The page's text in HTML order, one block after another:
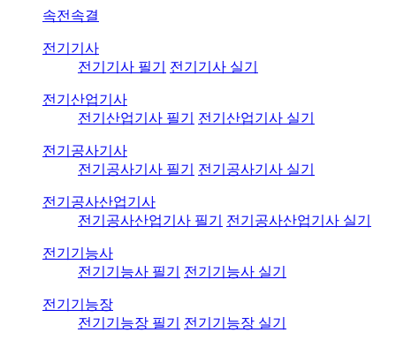
속전속결
전기기사
전기기사 필기
전기기사 실기
전기산업기사
전기산업기사 필기
전기산업기사 실기
전기공사기사
전기공사기사 필기
전기공사기사 실기
전기공사산업기사
전기공사산업기사 필기
전기공사산업기사 실기
전기기능사
전기기능사 필기
전기기능사 실기
전기기능장
전기기능장 필기
전기기능장 실기